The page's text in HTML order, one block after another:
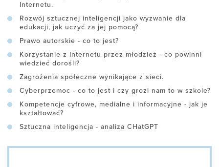
Internetu.
Rozwój sztucznej inteligencji jako wyzwanie dla
edukacji, jak uczyć za jej pomocą?
Prawo autorskie - co to jest?
Korzystanie z Internetu przez młodzież - co powinni
wiedzieć dorośli?
Zagrożenia społeczne wynikające z sieci.
Cyberprzemoc - co to jest i czy grozi nam to w szkole?
Kompetencje cyfrowe, medialne i informacyjne - jak je
kształtować?
Sztuczna inteligencja - analiza CHatGPT